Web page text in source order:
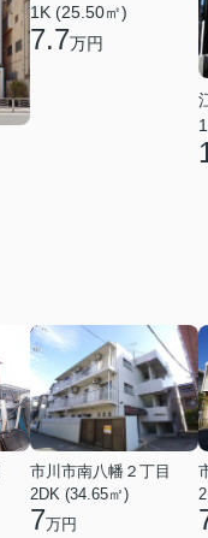
1K (25.50㎡)
7.7万円
市川市南八幡２丁目
2DK (34.65㎡)
7万円